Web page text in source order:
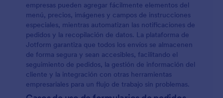
empresas pueden agregar fácilmente elementos del
menú, precios, imágenes y campos de instrucciones
especiales, mientras automatizan las notificaciones de
pedidos y la recopilación de datos. La plataforma de
Jotform garantiza que todos los envíos se almacenen
de forma segura y sean accesibles, facilitando el
seguimiento de pedidos, la gestión de información del
cliente y la integración con otras herramientas
empresariales para un flujo de trabajo sin problemas.